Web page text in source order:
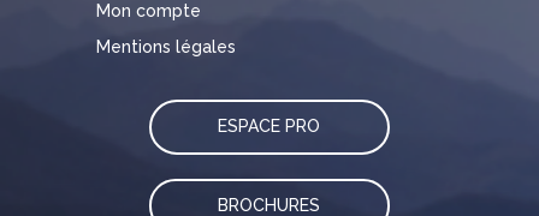
Mon compte
Mentions légales
ESPACE PRO
BROCHURES